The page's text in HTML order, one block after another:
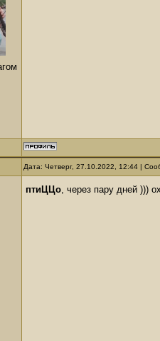
Дата: Четверг, 27.10.2022, 12:44 |
птиЦЦо , через пару дней )))